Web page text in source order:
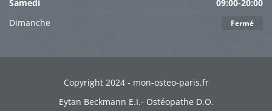
Samedi
09:00-20:00
Dimanche
Fermé
Copyright 2024 - mon-osteo-paris.fr
Eytan Beckmann E.I.- Ostéopathe D.O.